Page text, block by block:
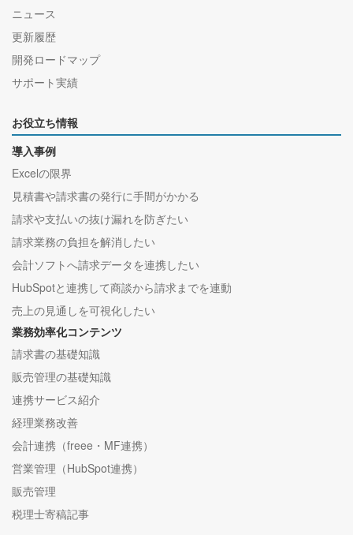
ニュース
更新履歴
開発ロードマップ
サポート実績
お役立ち情報
導入事例
Excelの限界
見積書や請求書の発行に手間がかかる
請求や支払いの抜け漏れを防ぎたい
請求業務の負担を解消したい
会計ソフトへ請求データを連携したい
HubSpotと連携して商談から請求までを連動
売上の見通しを可視化したい
業務効率化コンテンツ
請求書の基礎知識
販売管理の基礎知識
連携サービス紹介
経理業務改善
会計連携（freee・MF連携）
営業管理（HubSpot連携）
販売管理
税理士寄稿記事